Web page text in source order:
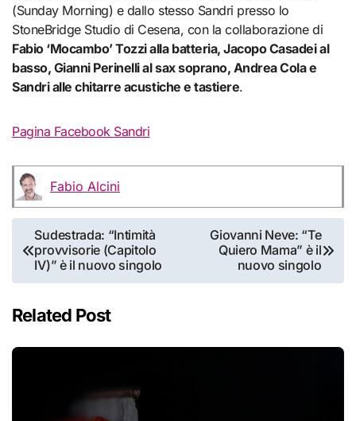
(Sunday Morning) e dallo stesso Sandri presso lo
StoneBridge Studio di Cesena, con la collaborazione di
Fabio ‘Mocambo’ Tozzi alla batteria, Jacopo Casadei al
basso, Gianni Perinelli al sax soprano, Andrea Cola e
Sandri alle chitarre acustiche e tastiere.
Pagina Facebook Sandri
Fabio Alcini
Navigazione
articoli
Sudestrada: “Intimità
provvisorie (Capitolo
IV)” è il nuovo singolo
Giovanni Neve: “Te
Quiero Mama” è il
nuovo singolo
Related Post